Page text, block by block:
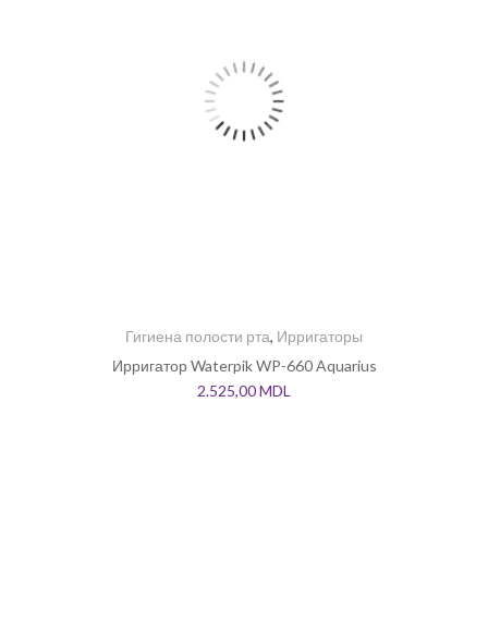
Гигиена полости рта, Ирригаторы
Ирригатор Waterpik WP-660 Aquarius
2.525,00MDL